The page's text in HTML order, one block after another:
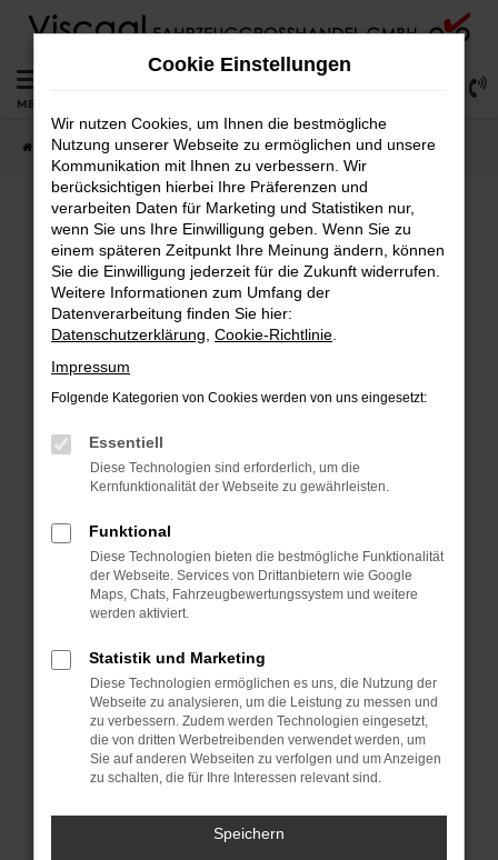
Zum
springen
MENÜ
Startseite Lagerfahrzeuge Fahrzeugsuche
Fehler: Network Error
Beim Laden ist ein Fehler aufgetreten.
Hier sind ein paar Tipps, die dir helfen können:
Überprüfe deine Firewall und deine
Laden andere Webseiten, zum Beispiel deine
Suchmaschine?
Prüfe deine Browsererweiterungen.
Manche Erweiterungen, wie Werbeblocker,
verhindern. Funktioniert die Seite in einem
anderen Browser oder in einem privaten
Fenster?
Starte dein Gerät neu.
Probleme zu beheben.
Stelle sicher, dass dein Browser und dein
Betriebssystem auf dem neuesten Stand
sind.
Veraltete Software birgt nicht nur ein
führen, dass bestimmte Funktionen nicht mehr
Cookie Einstellungen
Wir nutzen Cookies, um Ihnen die bestmögliche
Nutzung unserer Webseite zu ermöglichen und unsere
Kommunikation mit Ihnen zu verbessern. Wir
berücksichtigen hierbei Ihre Präferenzen und
verarbeiten Daten für Marketing und Statistiken nur,
wenn Sie uns Ihre Einwilligung geben. Wenn Sie zu
einem späteren Zeitpunkt Ihre Meinung ändern, können
Sie die Einwilligung jederzeit für die Zukunft widerrufen.
Weitere Informationen zum Umfang der
Datenverarbeitung finden Sie hier:
Datenschutzerklärung Cookie-Richtlinie
Impressum
Folgende Kategorien von Cookies werden von uns eingesetzt:
Essentiell
Diese Technologien sind erforderlich, um die
Kernfunktionalität der Webseite zu gewährleisten.
Funktional
Diese Technologien bieten die bestmögliche Funktionalität
der Webseite. Services von Drittanbietern wie Google
Maps, Chats, Fahrzeugbewertungssystem und weitere
werden aktiviert.
Statistik und Marketing
Diese Technologien ermöglichen es uns, die Nutzung der
Webseite zu analysieren, um die Leistung zu messen und
zu verbessern. Zudem werden Technologien eingesetzt,
die von dritten Werbetreibenden verwendet werden, um
Sie auf anderen Webseiten zu verfolgen und um Anzeigen
zu schalten, die für Ihre Interessen relevant sind.
Speichern